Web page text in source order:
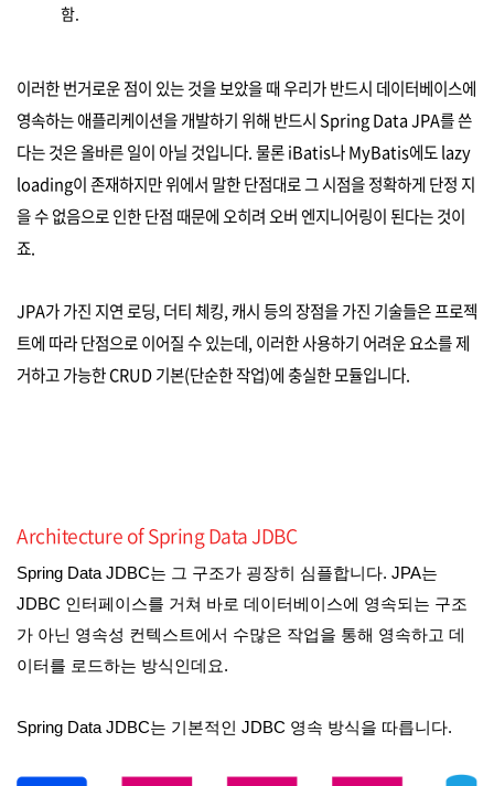
함.
이러한 번거로운 점이 있는 것을 보았을 때 우리가 반드시 데이터베이스에
영속하는 애플리케이션을 개발하기 위해 반드시 Spring Data JPA를 쓴
다는 것은 올바른 일이 아닐 것입니다. 물론 iBatis나 MyBatis에도 lazy
loading이 존재하지만 위에서 말한 단점대로 그 시점을 정확하게 단정 지
을 수 없음으로 인한 단점 때문에 오히려 오버 엔지니어링이 된다는 것이
죠.
JPA가 가진 지연 로딩, 더티 체킹, 캐시 등의 장점을 가진 기술들은 프로젝
트에 따라 단점으로 이어질 수 있는데, 이러한 사용하기 어려운 요소를 제
거하고 가능한 CRUD 기본(단순한 작업)에 충실한 모듈입니다.
Architecture of Spring Data JDBC
Spring Data JDBC는 그 구조가 굉장히 심플합니다. JPA는
JDBC 인터페이스를 거쳐 바로 데이터베이스에 영속되는 구조
가 아닌 영속성 컨텍스트에서 수많은 작업을 통해 영속하고 데
이터를 로드하는 방식인데요.
Spring Data JDBC는 기본적인 JDBC 영속 방식을 따릅니다.